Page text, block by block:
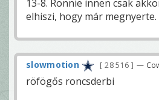
13-8. Ronnie innen csak
elhiszi, hogy már megnyerte.
slowmotion 28 516 —
röfögős roncsderbi